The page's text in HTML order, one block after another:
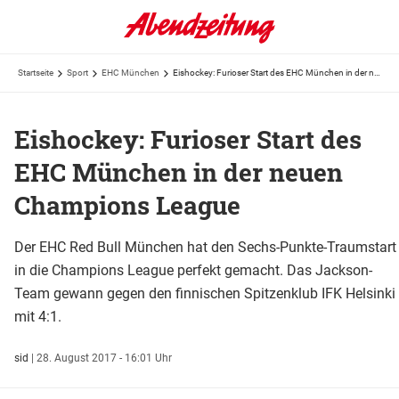
Startseite Sport EHC München
Eishockey: Furioser Start des
EHC München in der neuen
Champions League
Der EHC Red Bull München hat den Sechs-Punkte-Traumstart
in die Champions League perfekt gemacht. Das Jackson-
Team gewann gegen den finnischen Spitzenklub IFK Helsinki
mit 4:1.
sid | 28. August 2017 - 16:01 Uhr